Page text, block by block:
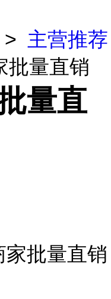
> 主营推荐
批量直销
量直
家批量直销